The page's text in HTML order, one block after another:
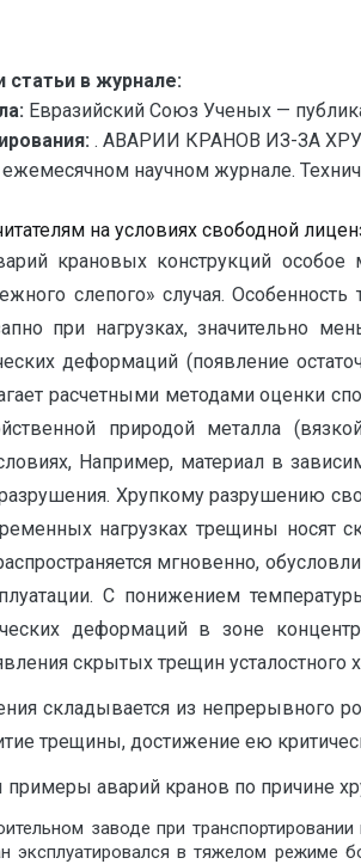
статьи в журнале:
Евразийский Союз Ученых —
. АВАРИИ КРАНОВ ИЗ-ЗА
ежемесячном научном журнале.
на условиях свободной
крановых конструкций особое
слепого» случая.
при нагрузках, значительно
деформаций (появление
расчетными методами оценки
природой металла
Например, материал в
Хрупкому разрушению
нагрузках трещины носят
мгновенно,
С понижением
деформаций в зоне
скрытых трещин усталостного
складывается из непрерывного
трещины, достижение ею
аварий кранов по причине
заводе при
эксплуатировался в тяжелом режиме